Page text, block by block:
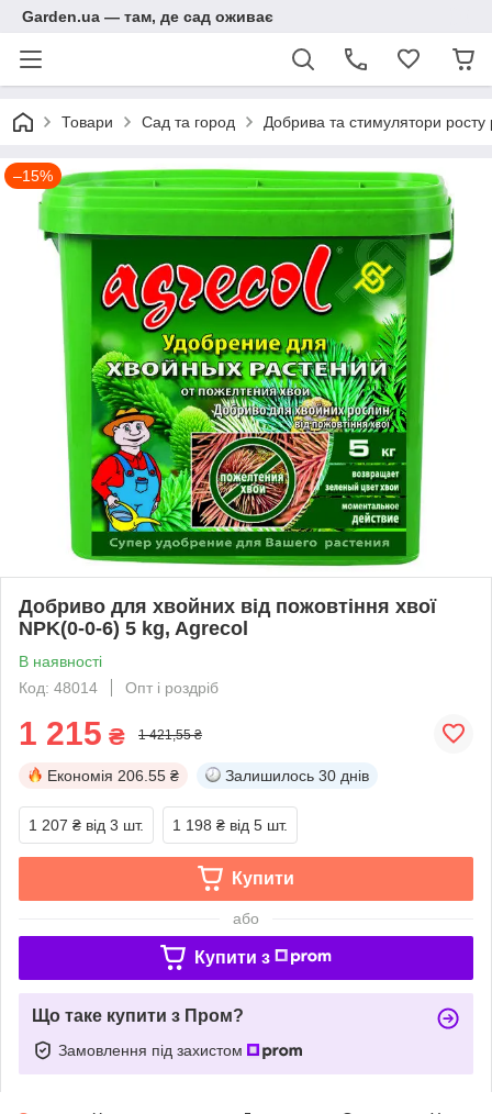
Garden.ua — там, де сад оживає
Товари Сад та город Добрива та стимулятори росту
–15%
Добриво для хвойних від пожовтіння хвої
NPK(0-0-6) 5 kg, Agrecol
В наявності
Код: 48014
Опт і роздріб
1 215 ₴ 1 421,55 ₴
Економія 206.55 ₴ Залишилось 30 днів
1 207 ₴ від 3 шт. 1 198 ₴ від 5 шт.
Купити
або
Купити з
Що таке купити з Пром?
Замовлення під захистом